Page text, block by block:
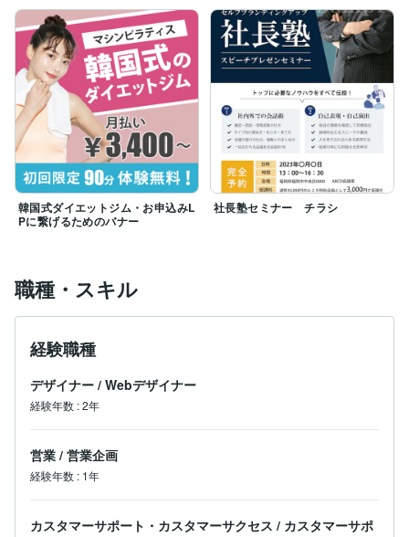
韓国式ダイエットジム・お申込みL
Pに繋げるためのバナー
社長塾セミナー チラシ
職種・スキル
経験職種
デザイナー / Webデザイナー
経験年数 :2年
営業 / 営業企画
経験年数 : 1年
カスタマーサポート・カスタマーサクセス / カスタマーサポ